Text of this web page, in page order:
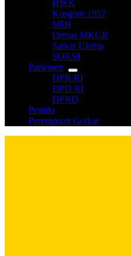
HWK
Kosgoro 1957
MDI
Ormas MKGR
Satkar Ulama
SOKSI
Parlemen
DPR RI
DPD RI
DPRD
Pemilu
Perempuan Golkar